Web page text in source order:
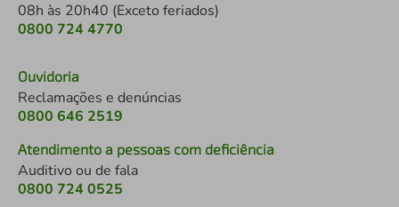
08h às 20h40 (Exceto feriados)
0800 724 4770
Ouvidoria
Reclamações e denúncias
0800 646 2519
Atendimento a pessoas com deficiência
Auditivo ou de fala
0800 724 0525